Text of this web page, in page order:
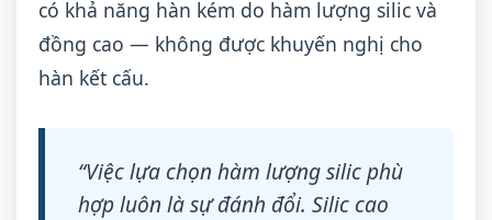
có khả năng hàn kém do hàm lượng silic và
đồng cao — không được khuyến nghị cho
hàn kết cấu.
“Việc lựa chọn hàm lượng silic phù
hợp luôn là sự đánh đổi. Silic cao